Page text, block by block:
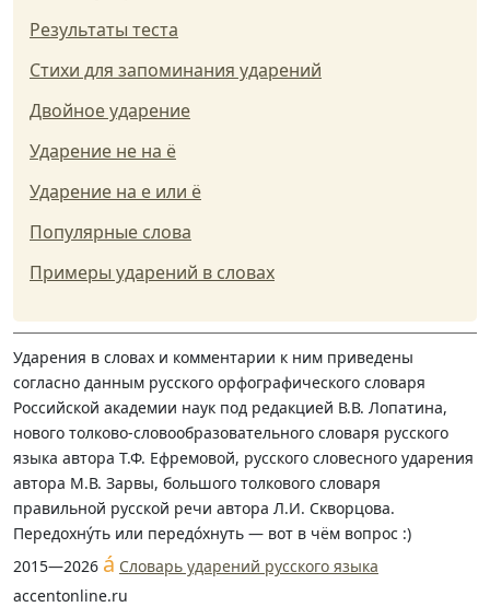
Результаты теста
Стихи для запоминания ударений
Двойное ударение
Ударение не на ё
Ударение на е или ё
Популярные слова
Примеры ударений в словах
Ударения в словах и комментарии к ним приведены
согласно данным русского орфографического словаря
Российской академии наук под редакцией В.В. Лопатина,
нового толково-словообразовательного словаря русского
языка автора Т.Ф. Ефремовой, русского словесного ударения
автора М.В. Зарвы, большого толкового словаря
правильной русской речи автора Л.И. Скворцова.
Передохну́ть или передо́хнуть — вот в чём вопрос :)
2015—2026 á Словарь ударений русского языка
accentonline.ru